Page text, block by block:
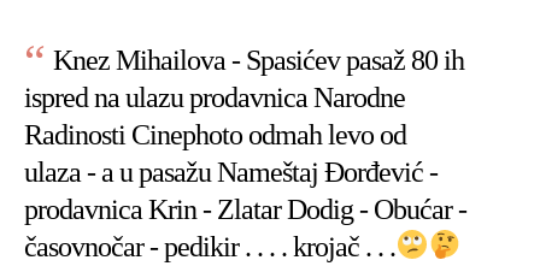
Knez Mihailova - Spasićev pasaž 80 ih
ispred na ulazu prodavnica Narodne
Radinosti Cinephoto odmah levo od
ulaza - a u pasažu Nameštaj Đorđević -
prodavnica Krin - Zlatar Dodig - Obućar -
časovnočar - pedikir . . . . krojač . . .